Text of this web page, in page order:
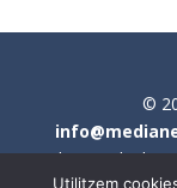
©
| Tots els
Utilitzem